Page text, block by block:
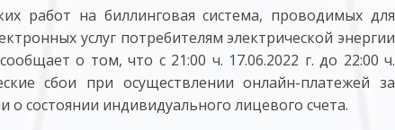
работ на биллинговая система, проводимых для
услуг потребителям электрической энергии
о том, что с 21:00 ч. 17.06.2022 г. до 22:00 ч.
сбои при осуществлении онлайн-платежей за
состоянии индивидуального лицевого счета.